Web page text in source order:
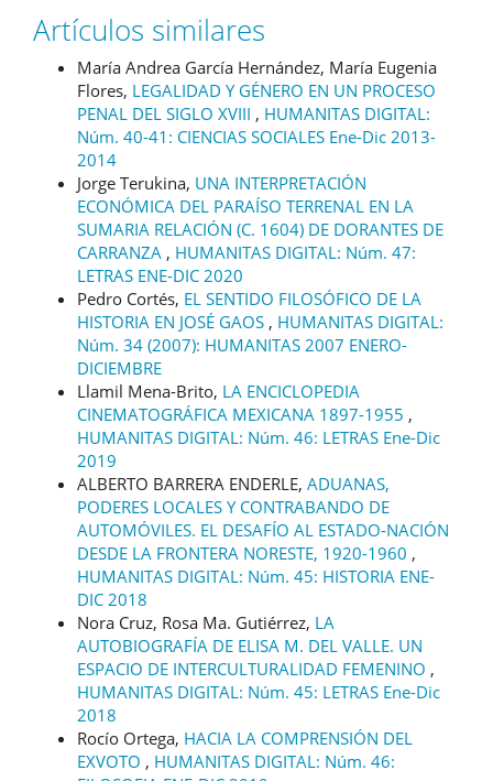
Artículos similares
María Andrea García Hernández, María Eugenia
Flores, LEGALIDAD Y GÉNERO EN UN PROCESO
PENAL DEL SIGLO XVIII , HUMANITAS DIGITAL:
Núm. 40-41: CIENCIAS SOCIALES Ene-Dic 2013-
2014
Jorge Terukina, UNA INTERPRETACIÓN
ECONÓMICA DEL PARAÍSO TERRENAL EN LA
SUMARIA RELACIÓN (C. 1604) DE DORANTES DE
CARRANZA , HUMANITAS DIGITAL: Núm. 47:
LETRAS ENE-DIC 2020
Pedro Cortés, EL SENTIDO FILOSÓFICO DE LA
HISTORIA EN JOSÉ GAOS , HUMANITAS DIGITAL:
Núm. 34 (2007): HUMANITAS 2007 ENERO-
DICIEMBRE
Llamil Mena-Brito, LA ENCICLOPEDIA
CINEMATOGRÁFICA MEXICANA 1897-1955 ,
HUMANITAS DIGITAL: Núm. 46: LETRAS Ene-Dic
2019
ALBERTO BARRERA ENDERLE, ADUANAS,
PODERES LOCALES Y CONTRABANDO DE
AUTOMÓVILES. EL DESAFÍO AL ESTADO-NACIÓN
DESDE LA FRONTERA NORESTE, 1920-1960 ,
HUMANITAS DIGITAL: Núm. 45: HISTORIA ENE-
DIC 2018
Nora Cruz, Rosa Ma. Gutiérrez, LA
AUTOBIOGRAFÍA DE ELISA M. DEL VALLE. UN
ESPACIO DE INTERCULTURALIDAD FEMENINO ,
HUMANITAS DIGITAL: Núm. 45: LETRAS Ene-Dic
2018
Rocío Ortega, HACIA LA COMPRENSIÓN DEL
EXVOTO , HUMANITAS DIGITAL: Núm. 46: